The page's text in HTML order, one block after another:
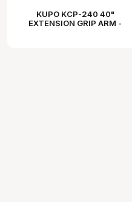
KUPO KCP-240 40"
EXTENSION GRIP ARM -